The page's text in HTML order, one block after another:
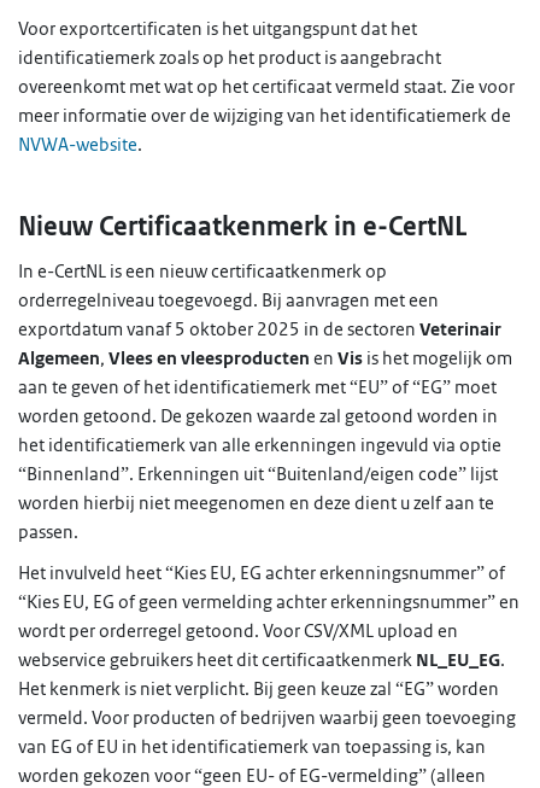
Voor exportcertificaten is het uitgangspunt dat het
identificatiemerk zoals op het product is aangebracht
overeenkomt met wat op het certificaat vermeld staat. Zie voor
meer informatie over de wijziging van het identificatiemerk de
NVWA-website.
Nieuw Certificaatkenmerk in e-CertNL
In e-CertNL is een nieuw certificaatkenmerk op
orderregelniveau toegevoegd. Bij aanvragen met een
exportdatum vanaf 5 oktober 2025 in de sectoren Veterinair
Algemeen, Vlees en vleesproducten en Vis is het mogelijk om
aan te geven of het identificatiemerk met “EU” of “EG” moet
worden getoond. De gekozen waarde zal getoond worden in
het identificatiemerk van alle erkenningen ingevuld via optie
“Binnenland”. Erkenningen uit “Buitenland/eigen code” lijst
worden hierbij niet meegenomen en deze dient u zelf aan te
passen.
Het invulveld heet “Kies EU, EG achter erkenningsnummer” of
“Kies EU, EG of geen vermelding achter erkenningsnummer” en
wordt per orderregel getoond. Voor CSV/XML upload en
webservice gebruikers heet dit certificaatkenmerk NL_EU_EG.
Het kenmerk is niet verplicht. Bij geen keuze zal “EG” worden
vermeld. Voor producten of bedrijven waarbij geen toevoeging
van EG of EU in het identificatiemerk van toepassing is, kan
worden gekozen voor “geen EU- of EG-vermelding” (alleen